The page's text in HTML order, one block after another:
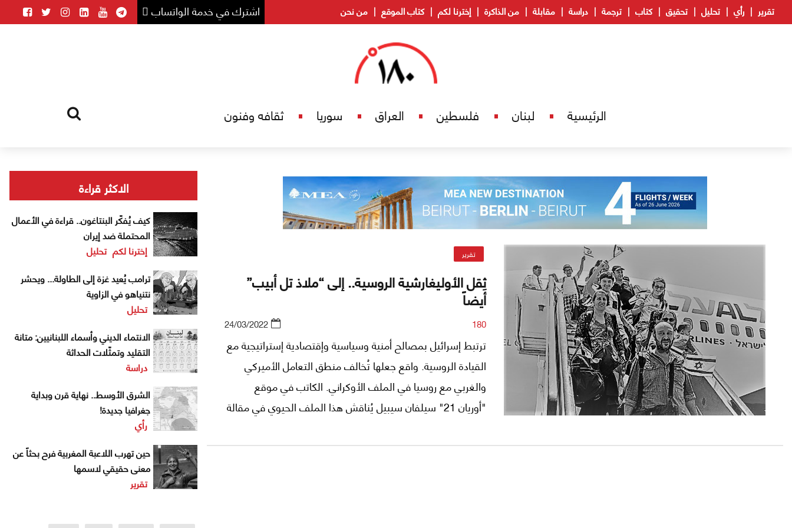
اشترك في خدمة الواتساب تقرير رأي تحليل تحقيق كتاب ترجمة دراسة مقابلة من الذاكرة إخترنا لكم كتاب الموقع من نحن
الرئيسية لبنان فلسطين العراق سوريا ثقافه وفنون
تقرير
ثِقل الأوليغارشية الروسية.. إلى “ملاذ تل أبيب”
أيضاً
180
24/03/2022
ترتبط إسرائيل بمصالح أمنية وسياسية وإقتصادية إستراتيجية مع
القيادة الروسية. واقع جعلها تُخالف منطق التعامل الأميركي
والغربي مع روسيا في الملف الأوكراني. الكاتب في موقع
"أوريان 21" سيلفان سيبيل يُناقش هذا الملف الحيوي في مقالة
نفسه إلى العربية.
الاكثر قراءة
كيف يُفكّر البنتاغون.. قراءة في الأعمال
المحتملة ضد إيران
إخترنا لكم تحليل
ترامب يُعيد غزة إلى الطاولة... ويحشر
نتنياهو في الزاوية
تحليل
الانتماء الديني وأسماء اللبنانيين: متانة
التقليد وتمثّلات الحداثة
دراسة
الشرق الأوسط.. نهاية قرن وبداية
جغرافيا جديدة!
رأي
حين تهرب اللاعبة المغربية فرح بحثاً عن
معنى حقيقي لاسمها
تقرير